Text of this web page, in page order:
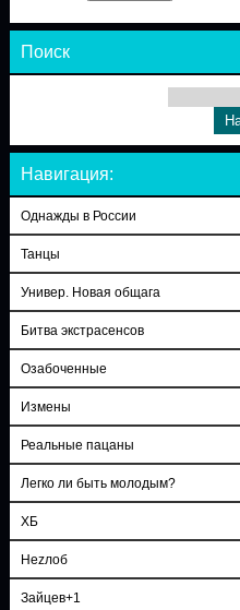
Поиск
Навигация:
Однажды в России
Танцы
Универ. Новая общага
Битва экстрасенсов
Озабоченные
Измены
Реальные пацаны
Легко ли быть молодым?
ХБ
Неzлоб
Зайцев+1